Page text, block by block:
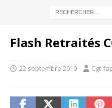
Flash Retraités
22 septembre 2010 Cgt-